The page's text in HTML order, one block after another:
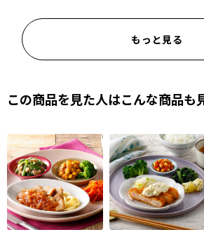
もっと見る
この商品を見た人はこんな商品も